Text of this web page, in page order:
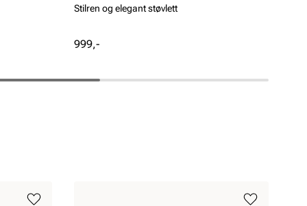
Stilren og elegant støvlett
Pris
999,-